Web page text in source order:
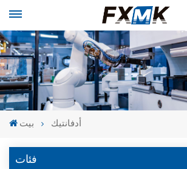
بيت أدفانتيك
فئات